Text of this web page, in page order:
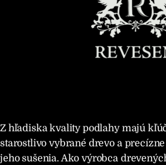
Z hľadiska kvality podlahy majú
starostlivo vybrané drevo a
jeho sušenia. Ako výrobca